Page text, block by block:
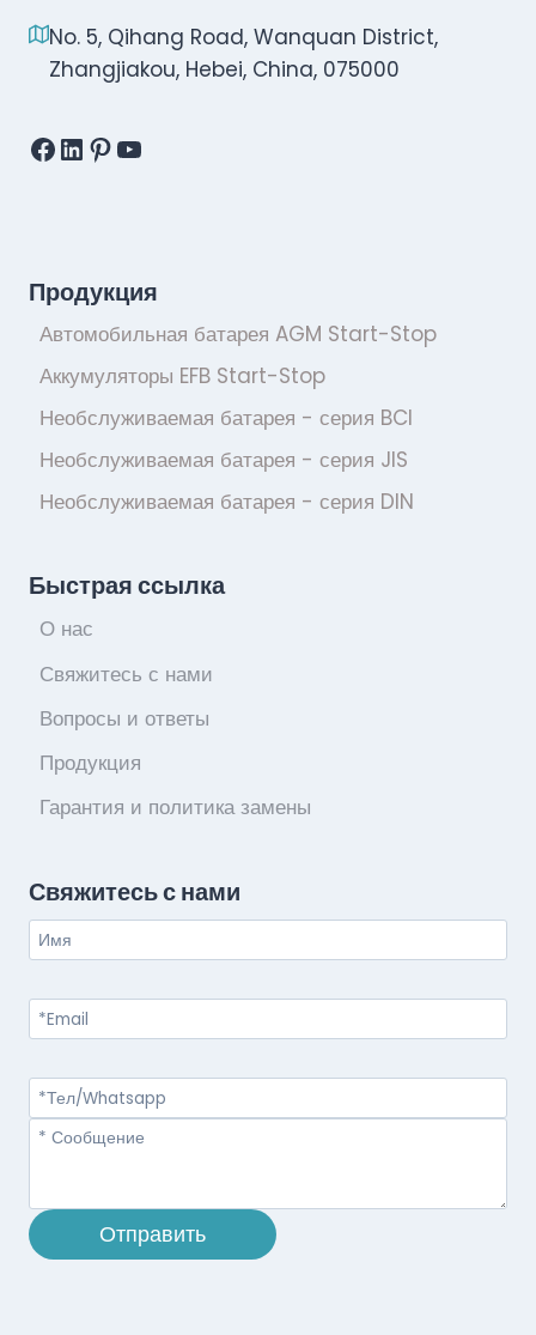
No. 5, Qihang Road, Wanquan District,
Zhangjiakou, Hebei, China, 075000
Facebook
LinkedIn
Pinterest
YouTube
Продукция
Автомобильная батарея AGM Start-Stop
Аккумуляторы EFB Start-Stop
Необслуживаемая батарея - серия BCI
Необслуживаемая батарея - серия JIS
Необслуживаемая батарея - серия DIN
Быстрая ссылка
О нас
Свяжитесь с нами
Вопросы и ответы
Продукция
Гарантия и политика замены
Свяжитесь с нами
Отправить